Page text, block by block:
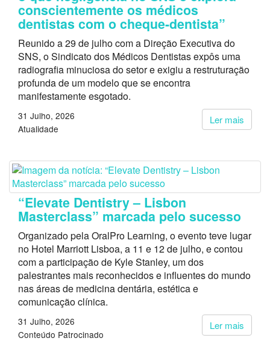
conscientemente os médicos
dentistas com o cheque-dentista”
Reunido a 29 de julho com a Direção Executiva do
SNS, o Sindicato dos Médicos Dentistas expôs uma
radiografia minuciosa do setor e exigiu a restruturação
profunda de um modelo que se encontra
manifestamente esgotado.
Ler mais
31 Julho, 2026
Atualidade
“Elevate Dentistry – Lisbon
Masterclass” marcada pelo sucesso
Organizado pela OralPro Learning, o evento teve lugar
no Hotel Marriott Lisboa, a 11 e 12 de julho, e contou
com a participação de Kyle Stanley, um dos
palestrantes mais reconhecidos e influentes do mundo
nas áreas de medicina dentária, estética e
comunicação clínica.
Ler mais
31 Julho, 2026
Conteúdo Patrocinado